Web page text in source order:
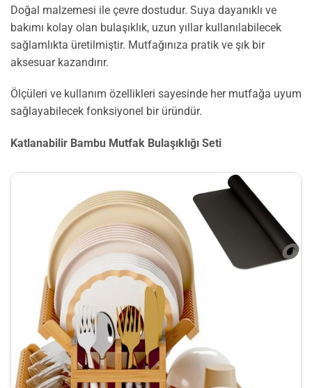
Doğal malzemesi ile çevre dostudur. Suya dayanıklı ve
bakımı kolay olan bulaşıklık, uzun yıllar kullanılabilecek
sağlamlıkta üretilmiştir. Mutfağınıza pratik ve şık bir
aksesuar kazandırır.
Ölçüleri ve kullanım özellikleri sayesinde her mutfağa uyum
sağlayabilecek fonksiyonel bir üründür.
Katlanabilir Bambu Mutfak Bulaşıklığı Seti